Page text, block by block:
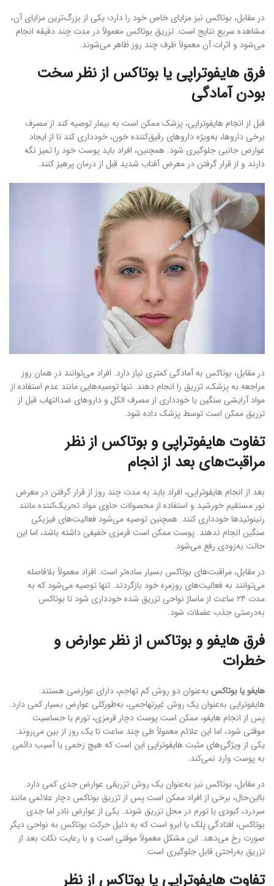
در مقابل، بوتاکس نیز مزایای خاص خود را دارد؛ یکی از بزرگ‌ترین مزایای آن،
مشاهده سریع نتایج است. تزریق بوتاکس معمولاً در مدت چند دقیقه انجام
می‌شود و اثرات آن معمولاً ظرف چند روز ظاهر می‌شوند.
فرق هایفوتراپی یا بوتاکس از نظر سخت
بودن آمادگی
قبل از انجام هایفوتراپی، پزشک ممکن است به بیمار توصیه کند از مصرف
برخی داروها، به‌ویژه داروهای رقیق‌کننده خون، خودداری کند تا از ایجاد
عوارض جانبی جلوگیری شود. همچنین، افراد باید پوست خود را تمیز نگه
دارند و از قرار گرفتن در معرض آفتاب شدید قبل از درمان پرهیز کنند.
در مقابل، بوتاکس به آمادگی کمتری نیاز دارد. افراد می‌توانند در همان روز
مراجعه به پزشک، تزریق را انجام دهند. تنها توصیه‌هایی مانند عدم استفاده از
مواد آرایشی سنگین یا خودداری از مصرف الکل و داروهای ضدالتهاب قبل از
تزریق ممکن است توسط پزشک داده شود.
تفاوت هایفوتراپی و بوتاکس از نظر
مراقبت‌های بعد از انجام
بعد از انجام هایفوتراپی، افراد باید به مدت چند روز از قرار گرفتن در معرض
نور مستقیم خورشید و استفاده از محصولات حاوی مواد تحریک‌کننده مانند
رتینوئیدها خودداری کنند. همچنین توصیه می‌شود فعالیت‌های فیزیکی
سنگین انجام ندهند. پوست ممکن است قرمزی خفیفی داشته باشد، اما این
حالت به‌زودی رفع می‌شود.
در مقابل، مراقبت‌های بوتاکس بسیار ساده‌تر است. افراد معمولاً بلافاصله
می‌توانند به فعالیت‌های روزمره خود بازگردند. تنها توصیه می‌شود که به
مدت ۲۴ ساعت از ماساژ نواحی تزریق شده خودداری شود تا بوتاکس
به‌درستی جذب عضلات شود.
فرق هایفو و بوتاکس از نظر عوارض و
خطرات
هایفو یا بوتاکس به‌عنوان دو روش کم تهاجم، دارای عوارضی هستند.
هایفوتراپی به‌عنوان یک روش غیرتهاجمی، به‌طورکلی عوارض بسیار کمی دارد.
پس از انجام هایفو، ممکن است پوست دچار قرمزی، تورم یا حساسیت
موقتی شود، اما این علائم معمولاً طی چند ساعت تا یک روز از بین می‌روند.
یکی از ویژگی‌های مثبت هایفوتراپی این است که هیچ زخمی یا آسیب دائمی
به پوست وارد نمی‌کند.
در مقابل، بوتاکس نیز به‌عنوان یک روش تزریقی عوارض جدی کمی دارد.
بااین‌حال، برخی از افراد ممکن است پس از تزریق بوتاکس دچار علائمی مانند
سردرد، کبودی یا تورم در محل تزریق شوند. یکی از عوارض نادر اما جدی
بوتاکس، افتادگی پلک یا ابرو است که به دلیل حرکت بوتاکس به نواحی دیگر
صورت رخ می‌دهد. این مشکل معمولاً موقتی است و با رعایت نکات بعد از
تزریق به‌راحتی قابل جلوگیری است.
تفاوت هایفوتراپی یا بوتاکس از نظر